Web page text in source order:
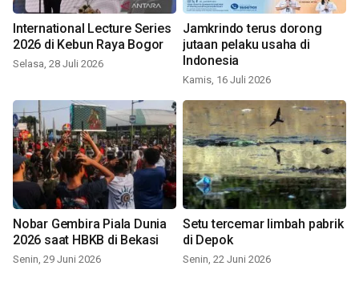
International Lecture Series
2026 di Kebun Raya Bogor
Selasa, 28 Juli 2026
Jamkrindo terus dorong
jutaan pelaku usaha di
Indonesia
Kamis, 16 Juli 2026
Nobar Gembira Piala Dunia
2026 saat HBKB di Bekasi
Senin, 29 Juni 2026
Setu tercemar limbah pabrik
di Depok
Senin, 22 Juni 2026